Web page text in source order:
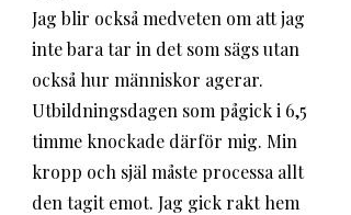
Jag blir också medveten om att jag
inte bara tar in det som sägs utan
också hur människor agerar.
Utbildningsdagen som pågick i 6,5
timme knockade därför mig. Min
kropp och själ måste processa allt
den tagit emot. Jag gick rakt hem